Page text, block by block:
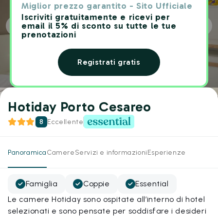
Miglior prezzo garantito - Sito Ufficiale
Iscriviti gratuitamente e ricevi per
email il 5% di sconto su tutte le tue
prenotazioni
Registrati gratis
Hotiday Porto Cesareo
8 Eccellente
PanoramicaCamereServizi e informazioniEsperienze
Famiglia Coppie
Essential
Le camere Hotiday sono ospitate all’interno di hotel
selezionati e sono pensate per soddisfare i desideri